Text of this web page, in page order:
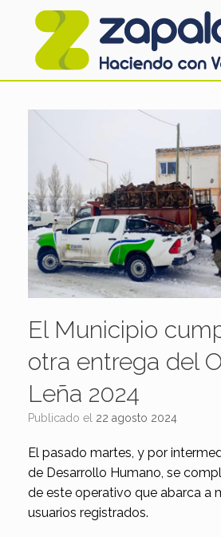
El Municipio
otra entrega del
Leña 2024
Publicado el 22 agosto 2024
El pasado martes, y por
de Desarrollo Humano, se
de este operativo que abarca a
usuarios registrados.